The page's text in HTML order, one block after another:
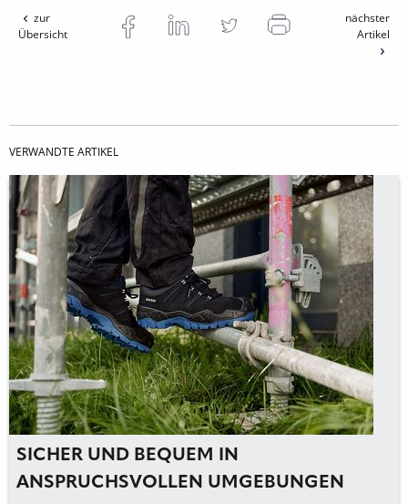
zur
Übersicht
nächster
Artikel
VERWANDTE ARTIKEL
SICHER UND BEQUEM IN
ANSPRUCHSVOLLEN UMGEBUNGEN